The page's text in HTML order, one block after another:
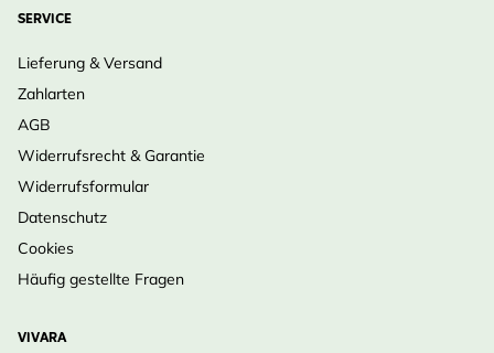
SERVICE
Lieferung & Versand
Zahlarten
AGB
Widerrufsrecht & Garantie
Widerrufsformular
Datenschutz
Cookies
Häufig gestellte Fragen
VIVARA